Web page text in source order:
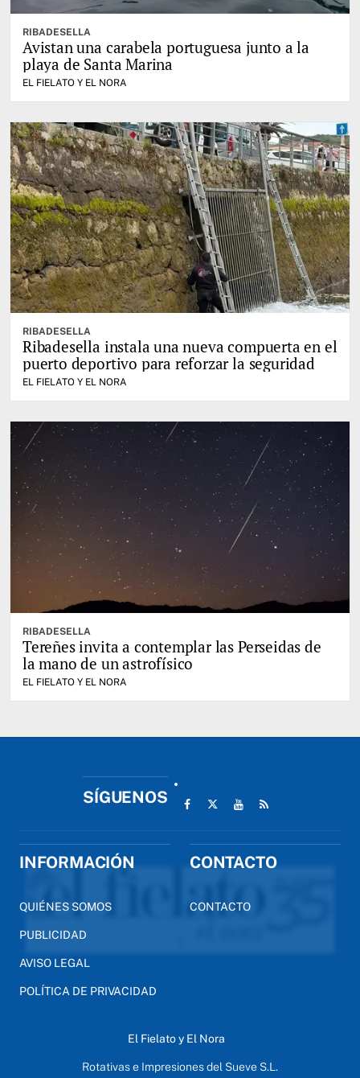
RIBADESELLA
Avistan una carabela portuguesa junto a la
playa de Santa Marina
EL FIELATO Y EL NORA
RIBADESELLA
Ribadesella instala una nueva compuerta en el
puerto deportivo para reforzar la seguridad
EL FIELATO Y EL NORA
RIBADESELLA
Tereñes invita a contemplar las Perseidas de
la mano de un astrofísico
EL FIELATO Y EL NORA
SÍGUENOS
INFORMACIÓN
QUIÉNES SOMOS
PUBLICIDAD
AVISO LEGAL
POLÍTICA DE PRIVACIDAD
CONTACTO
CONTACTO
El Fielato y El Nora
Rotativas e Impresiones del Sueve S.L.